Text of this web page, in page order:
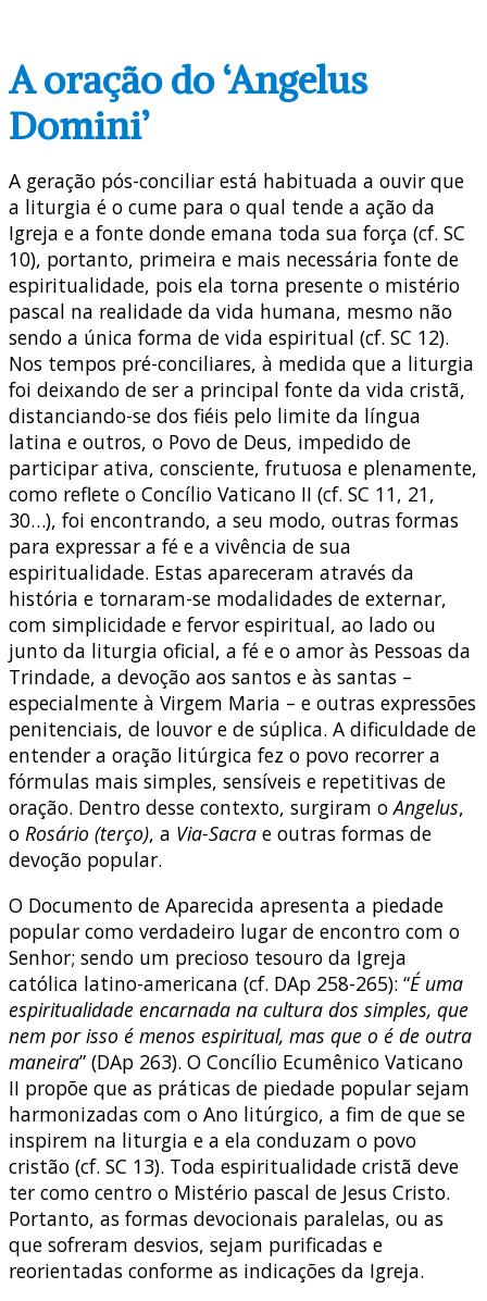
A oração do ‘Angelus
Domini’
A geração pós-conciliar está habituada a ouvir que
a liturgia é o cume para o qual tende a ação da
Igreja e a fonte donde emana toda sua força (cf. SC
10), portanto, primeira e mais necessária fonte de
espiritualidade, pois ela torna presente o mistério
pascal na realidade da vida humana, mesmo não
sendo a única forma de vida espiritual (cf. SC 12).
Nos tempos pré-conciliares, à medida que a liturgia
foi deixando de ser a principal fonte da vida cristã,
distanciando-se dos fiéis pelo limite da língua
latina e outros, o Povo de Deus, impedido de
participar ativa, consciente, frutuosa e plenamente,
como reflete o Concílio Vaticano II (cf. SC 11, 21,
30…), foi encontrando, a seu modo, outras formas
para expressar a fé e a vivência de sua
espiritualidade. Estas apareceram através da
história e tornaram-se modalidades de externar,
com simplicidade e fervor espiritual, ao lado ou
junto da liturgia oficial, a fé e o amor às Pessoas da
Trindade, a devoção aos santos e às santas –
especialmente à Virgem Maria – e outras expressões
penitenciais, de louvor e de súplica. A dificuldade de
entender a oração litúrgica fez o povo recorrer a
fórmulas mais simples, sensíveis e repetitivas de
oração. Dentro desse contexto, surgiram oAngelus,
o Rosário (terço), a Via-Sacra e outras formas de
devoção popular.
O Documento de Aparecida apresenta a piedade
popular como verdadeiro lugar de encontro com o
Senhor; sendo um precioso tesouro da Igreja
católica latino-americana (cf. DAp 258-265): “É uma
espiritualidade encarnada na cultura dos simples, que
nem por isso é menos espiritual, mas que o é de outra
maneira” (DAp 263). O Concílio Ecumênico Vaticano
II propõe que as práticas de piedade popular sejam
harmonizadas com o Ano litúrgico, a fim de que se
inspirem na liturgia e a ela conduzam o povo
cristão (cf. SC 13). Toda espiritualidade cristã deve
ter como centro o Mistério pascal de Jesus Cristo.
Portanto, as formas devocionais paralelas, ou as
que sofreram desvios, sejam purificadas e
reorientadas conforme as indicações da Igreja.